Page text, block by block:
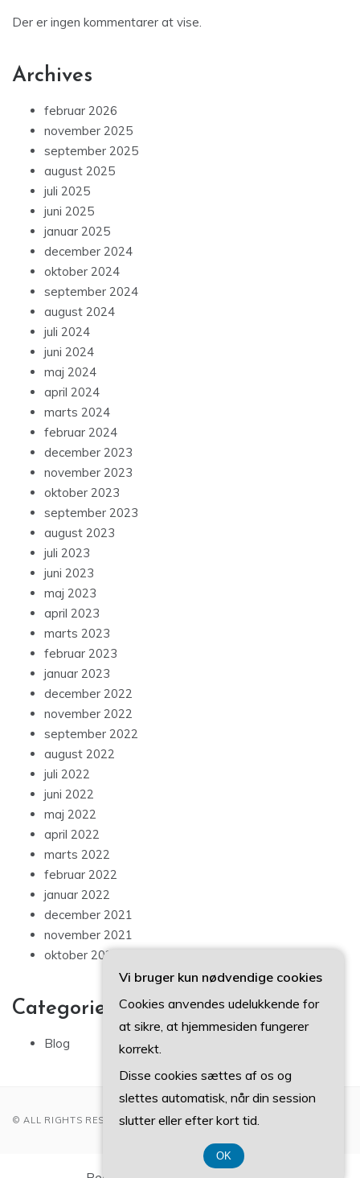
Der er ingen kommentarer at vise.
Archives
februar 2026
november 2025
september 2025
august 2025
juli 2025
juni 2025
januar 2025
december 2024
oktober 2024
september 2024
august 2024
juli 2024
juni 2024
maj 2024
april 2024
marts 2024
februar 2024
december 2023
november 2023
oktober 2023
september 2023
august 2023
juli 2023
juni 2023
maj 2023
april 2023
marts 2023
februar 2023
januar 2023
december 2022
november 2022
september 2022
august 2022
juli 2022
juni 2022
maj 2022
april 2022
marts 2022
februar 2022
januar 2022
december 2021
november 2021
oktober 2021
Categories
Blog
© ALL RIGHTS RESERVED 2022
Vi bruger kun nødvendige cookies
Cookies anvendes udelukkende for
at sikre, at hjemmesiden fungerer
korrekt.
Disse cookies sættes af os og
slettes automatisk, når din session
slutter eller efter kort tid.
OK